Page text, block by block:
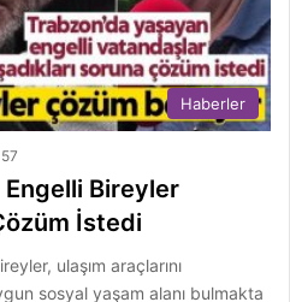
Haberler
57
Engelli Bireyler
İstedi
ulaşım araçlarını
sosyal yaşam alanı bulmakta